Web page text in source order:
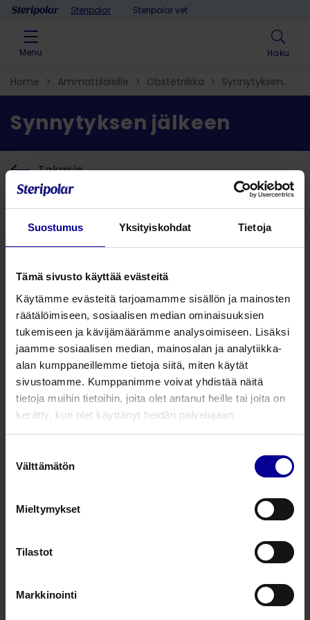
Suostumus Yksityiskohdat Tietoja
Tämä sivusto käyttää evästeitä
Käytämme evästeitä tarjoamamme sisällön ja mainosten
räätälöimiseen, sosiaalisen median ominaisuuksien
tukemiseen ja kävijämäärämme analysoimiseen. Lisäksi
jaamme sosiaalisen median, mainosalan ja analytiikka-
alan kumppaneillemme tietoja siitä, miten käytät
sivustoamme. Kumppanimme voivat yhdistää näitä
tietoja muihin tietoihin, joita olet antanut heille tai joita on
kerätty, kun olet käyttänyt heidän palvelujaan.
valinta
Välttämätön
Mieltymykset
Tilastot
Markkinointi
Skip to contentSteripolar Steripolar vet
Menu Haku
Hae ratkaisu
Home > Ammattilaisille > Obstetriikka​ > Synnytyksen
jälkeen
Synnytyksen jälkeen
Takaisin
3 tuotetta
ABBy® sektiohaavan hoitoon
Synnytyksen jälkeen Sektiohaavat
Hoitava rintasidos